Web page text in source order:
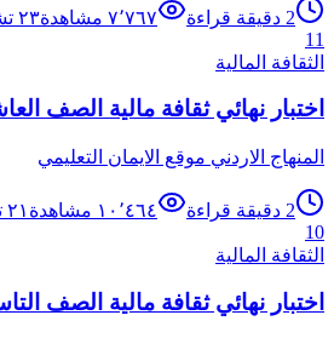
2 دقيقة قراءة ٧٬٧٦٧ مشاهدة٢٣ تشرين الثاني ٢٠٢٥
11
الثقافة المالية
اختبار نهائي ثقافة مالية الصف
المنهاج الاردني موقع الايمان التعليمي
2 دقيقة قراءة ١٠٬٤٦٤ مشاهدة ٢١ تشرين الثاني ٢٠٢٥
10
الثقافة المالية
اختبار نهائي ثقافة مالية الصف